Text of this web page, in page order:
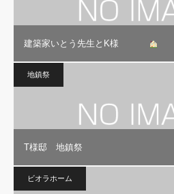
建築家いとう先生とK様
地鎮祭
T様邸 地鎮祭
ビオラホーム